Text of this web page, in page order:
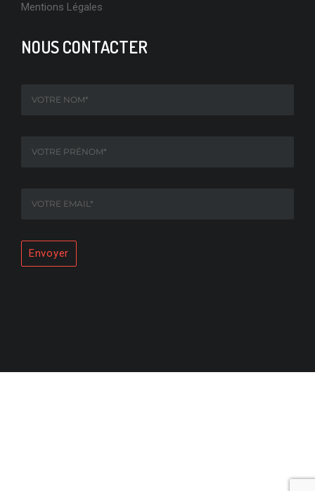
Mentions Légales
NOUS CONTACTER